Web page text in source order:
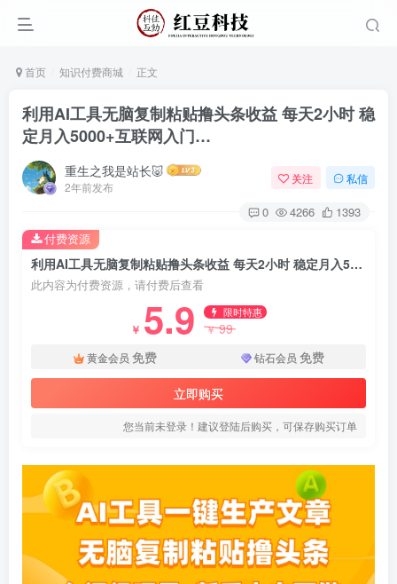
首页 知识付费商城 正文
利用AI工具无脑复制粘贴撸头条收益 每天2小时 稳
定月入5000+互联网入门…
重生之我是站长🐷
2年前发布
关注 私信
0 4266 1393
利用AI工具无脑复制粘贴撸头条收益 每天2小时 稳定月入5000+互联网入门…
此内容为付费资源，请付费后查看
￥ 5.9 限时特惠
￥99
黄金会员 免费 钻石会员 免费
立即购买
您当前未登录！建议登陆后购买，可保存购买订单
付费资源